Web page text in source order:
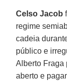
Celso Jacob
regime
cadeia
público e
Alberto Fraga
aberto e